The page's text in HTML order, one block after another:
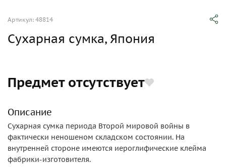
Артикул: 48814
Сухарная сумка, Япония
Предмет отсутствует
Описание
Сухарная сумка периода Второй мировой войны в
фактически неношеном складском состоянии. На
внутренней стороне имеются иероглифические клейма
фабрики-изготовителя.